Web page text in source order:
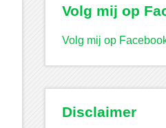
Volg mij op
Volg mij op
Disclaimer